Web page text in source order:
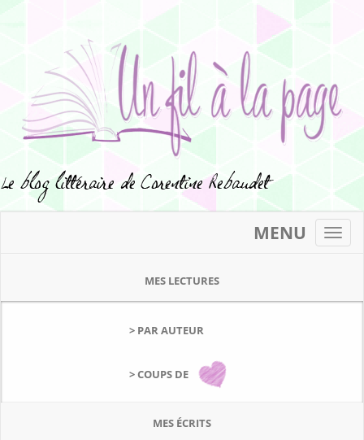
MENU
MES LECTURES
> PAR AUTEUR
> COUPS DE
MES ÉCRITS